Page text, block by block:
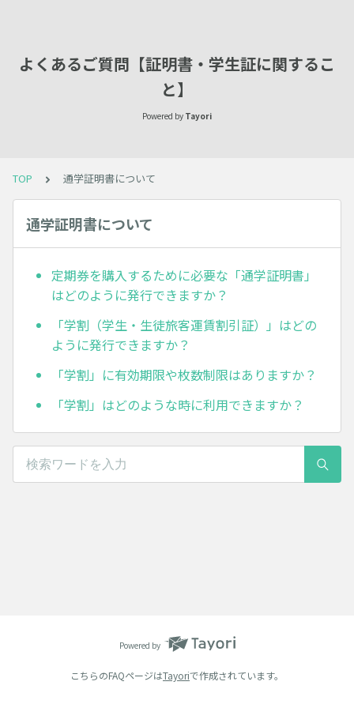
よくあるご質問【証明書・学生証に関するこ
と】
Powered by Tayori
TOP 通学証明書について
通学証明書について
定期券を購入するために必要な「通学証明書」
はどのように発行できますか？
「学割（学生・生徒旅客運賃割引証）」はどの
ように発行できますか？
「学割」に有効期限や枚数制限はありますか？
「学割」はどのような時に利用できますか？
Powered by
こちらのFAQページはTayoriで作成されています。